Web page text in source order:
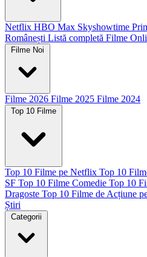
Netflix HBO Max Skyshowtime
Românești Listă completă Filme
Filme Noi
Filme 2026 Filme 2025 Filme 2024
Top 10 Filme
Top 10 Filme pe Netflix Top 10
SF Top 10 Filme Comedie Top 10
Dragoste Top 10 Filme de Acțiune
Știri
Categorii